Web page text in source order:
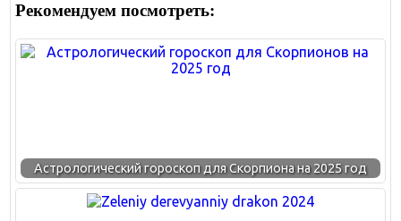
Рекомендуем посмотреть:
Астрологический гороскоп для Скорпиона на 2025 год